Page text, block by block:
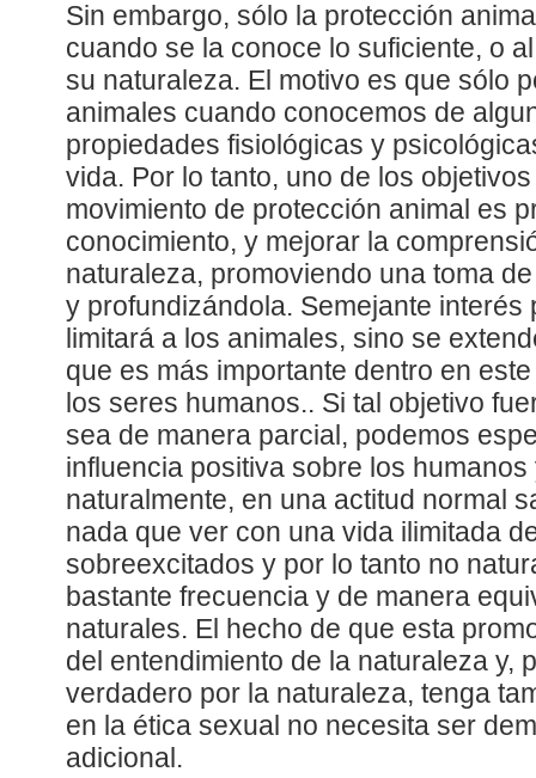
Sin embargo, sólo la protección
cuando se la conoce lo suficiente, o
su naturaleza. El motivo es que sólo
animales cuando conocemos de
propiedades fisiológicas y
vida. Por lo tanto, uno de los
movimiento de protección animal es
conocimiento, y mejorar la
naturaleza, promoviendo una toma
y profundizándola. Semejante interés
limitará a los animales, sino se
que es más importante dentro en
los seres humanos.. Si tal objetivo
sea de manera parcial, podemos
influencia positiva sobre los
naturalmente, en una actitud normal
nada que ver con una vida ilimitada
sobreexcitados y por lo tanto no
bastante frecuencia y de manera
naturales. El hecho de que esta
del entendimiento de la naturaleza y,
verdadero por la naturaleza, tenga
en la ética sexual no necesita ser
adicional.